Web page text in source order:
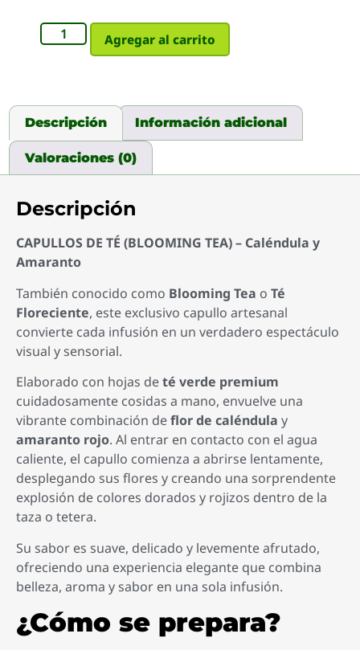
Agregar al carrito
Descripción Información adicional
Valoraciones (0)
Descripción
CAPULLOS DE TÉ (BLOOMING TEA) – Caléndula y
Amaranto
También conocido como Blooming Tea o Té
Floreciente, este exclusivo capullo artesanal
convierte cada infusión en un verdadero espectáculo
visual y sensorial.
Elaborado con hojas deté verde premium
cuidadosamente cosidas a mano, envuelve una
vibrante combinación deflor de caléndula y
amaranto rojo. Al entrar en contacto con el agua
caliente, el capullo comienza a abrirse lentamente,
desplegando sus flores y creando una sorprendente
explosión de colores dorados y rojizos dentro de la
taza o tetera.
Su sabor es suave, delicado y levemente afrutado,
ofreciendo una experiencia elegante que combina
belleza, aroma y sabor en una sola infusión.
¿Cómo se prepara?